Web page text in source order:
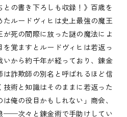
の書き下ろしも収録！》百歳を
ルードヴィヒは史上最強の魔王
死の間際に放った謎の魔法によ
覚ますとルードヴィヒは若返っ
いから約千年が経っており、錬金
詐欺師の別名と呼ばれるほど信
術と知識はそのままに若返った
俺の役目かもしれない」商会、
──次々と錬金術で手助けしてい